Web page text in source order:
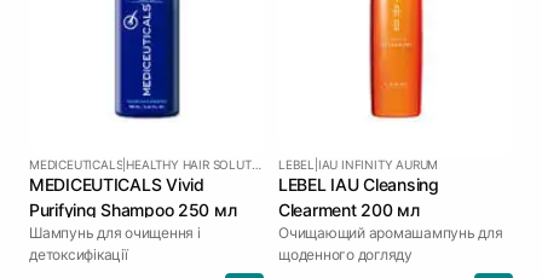
MEDICEUTICALS HEALTHY HAIR SOLUTIONS
MEDICEUTICALS Vivid
Purifying Shampoo 250 мл
Шампунь для очищення і
детоксифікації
LEBEL IAU INFINITY AURUM
LEBEL IAU Cleansing
Clearment 200 мл
Очищающий аромашампунь для
щоденного догляду